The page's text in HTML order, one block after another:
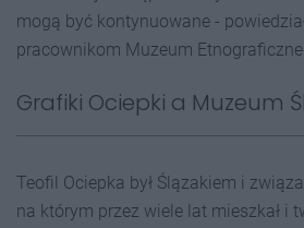
mogą być kontynuowane -
pracownikom Muzeum
Grafiki Ociepki a Muzeum
Teofil Ociepka był Ślązakiem i
na którym przez wiele lat mieszkał i